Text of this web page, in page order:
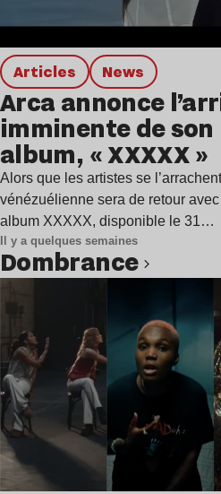
Articles news
Arca annonce
imminente de son
album, « XXXXX »
Alors que les artistes se
vénézuélienne sera de retour avec
album XXXXX, disponible le 31…
Il y a quelques semaines
Dombrance